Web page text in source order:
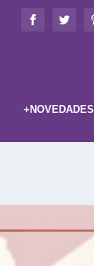
+NOVEDADES